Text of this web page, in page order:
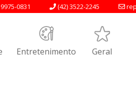
(42) 3522-2245
0831
Entretenimento Geral